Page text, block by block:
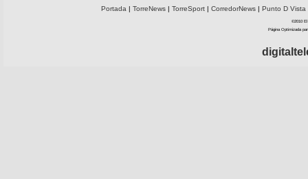
Portada | TorreNews| TorreSport| CorredorNews| Punto D Vista
©2010 El
Página Optimizada